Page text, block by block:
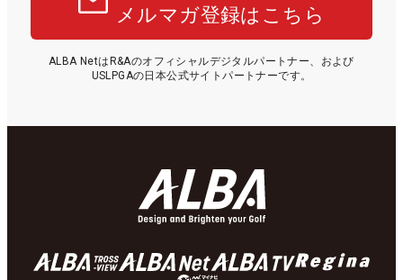
メルマガ登録はこちら
ALBA NetはR&Aのオフィシャルデジタルパートナー、および
USLPGAの日本公式サイトパートナーです。